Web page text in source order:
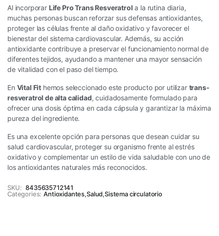
Al incorporar Life Pro Trans Resveratrol a la rutina diaria,
muchas personas buscan reforzar sus defensas antioxidantes,
proteger las células frente al daño oxidativo y favorecer el
bienestar del sistema cardiovascular. Además, su acción
antioxidante contribuye a preservar el funcionamiento normal de
diferentes tejidos, ayudando a mantener una mayor sensación
de vitalidad con el paso del tiempo.
En Vital Fit hemos seleccionado este producto por utilizar trans-
resveratrol de alta calidad, cuidadosamente formulado para
ofrecer una dosis óptima en cada cápsula y garantizar la máxima
pureza del ingrediente.
Es una excelente opción para personas que desean cuidar su
salud cardiovascular, proteger su organismo frente al estrés
oxidativo y complementar un estilo de vida saludable con uno de
los antioxidantes naturales más reconocidos.
SKU: 8435635712141
Categories: Antioxidantes,Salud,Sistema circulatorio